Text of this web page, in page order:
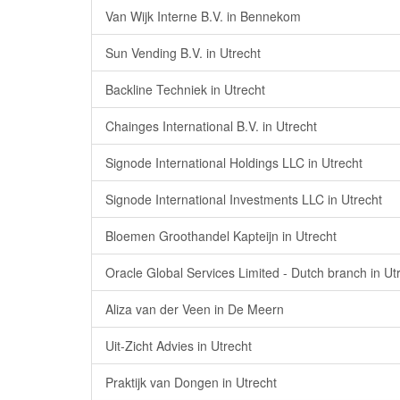
Van Wijk Interne B.V. in Bennekom
Sun Vending B.V. in Utrecht
Backline Techniek in Utrecht
Chainges International B.V. in Utrecht
Signode International Holdings LLC in Utrecht
Signode International Investments LLC in Utrecht
Bloemen Groothandel Kapteijn in Utrecht
Oracle Global Services Limited - Dutch branch in
Aliza van der Veen in De Meern
Uit-Zicht Advies in Utrecht
Praktijk van Dongen in Utrecht